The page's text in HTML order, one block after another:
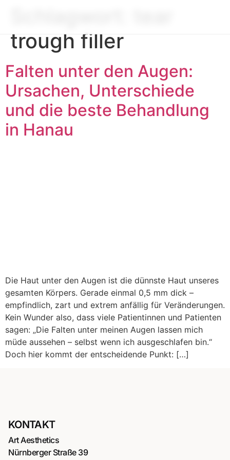
trough filler
Falten unter den Augen:
Ursachen, Unterschiede
und die beste Behandlung
in Hanau
Die Haut unter den Augen ist die dünnste Haut unseres
gesamten Körpers. Gerade einmal 0,5 mm dick –
empfindlich, zart und extrem anfällig für Veränderungen.
Kein Wunder also, dass viele Patientinnen und Patienten
sagen: „Die Falten unter meinen Augen lassen mich
müde aussehen – selbst wenn ich ausgeschlafen bin.“
Doch hier kommt der entscheidende Punkt: […]
KONTAKT
Art Aesthetics
Nürnberger Straße 39